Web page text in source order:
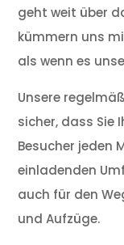
geht weit über
kümmern uns
als wenn es
Unsere
sicher, dass Sie
Besucher jeden
einladenden
auch für den
und Aufzüge.